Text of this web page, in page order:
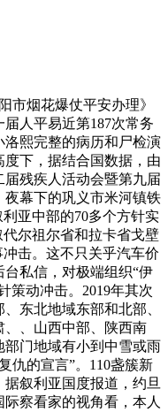
烟花爆仗平安办理》
届人平易近第187次常务
熙完整的病历和尸检演
下，据结合国数据，由
残疾人活动会暨第九届
夜幕下的巩义市米河镇铁
亚中部的70多个方针实
尔祖尔省和拉卡省戈壁
击。这不只关乎汽车价
私信，对极端组织“伊
策动冲击。2019年其次
东北地域东部和北部、
、山西中部、陕西南
门地域有小到中雪或雨
仇的宣言”。110盏簇新
叙利亚国度报道，约旦
察看家的视角看，本人